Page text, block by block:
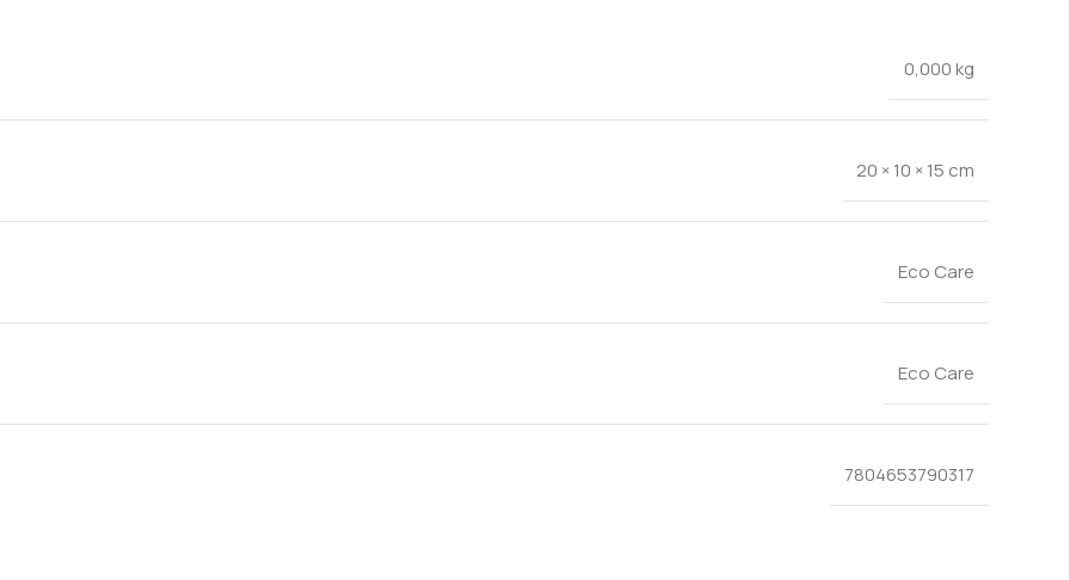
0,000 kg
20 × 10 × 15 cm
Eco Care
Eco Care
7804653790317